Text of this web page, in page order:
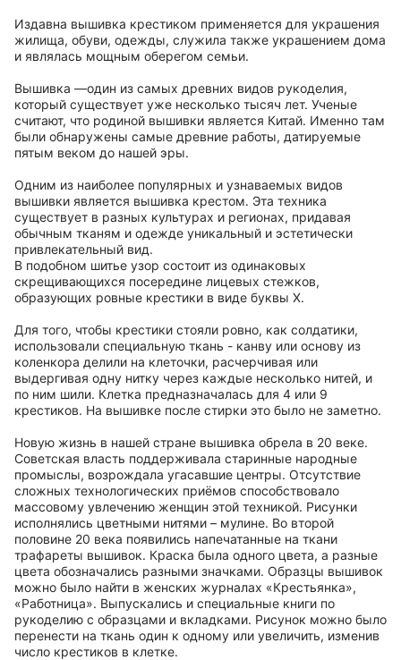
Издавна вышивка крестиком применяется для украшения
жилища, обуви, одежды, служила также украшением дома
и являлась мощным оберегом семьи.
Вышивка —один из самых древних видов рукоделия,
который существует уже несколько тысяч лет. Ученые
считают, что родиной вышивки является Китай. Именно там
были обнаружены самые древние работы, датируемые
пятым веком до нашей эры.
Одним из наиболее популярных и узнаваемых видов
вышивки является вышивка крестом. Эта техника
существует в разных культурах и регионах, придавая
обычным тканям и одежде уникальный и эстетически
привлекательный вид.
В подобном шитье узор состоит из одинаковых
скрещивающихся посередине лицевых стежков,
образующих ровные крестики в виде буквы Х.
Для того, чтобы крестики стояли ровно, как солдатики,
использовали специальную ткань - канву или основу из
коленкора делили на клеточки, расчерчивая или
выдергивая одну нитку через каждые несколько нитей, и
по ним шили. Клетка предназначалась для 4 или 9
крестиков. На вышивке после стирки это было не заметно.
Новую жизнь в нашей стране вышивка обрела в 20 веке.
Советская власть поддерживала старинные народные
промыслы, возрождала угасавшие центры. Отсутствие
сложных технологических приёмов способствовало
массовому увлечению женщин этой техникой. Рисунки
исполнялись цветными нитями – мулине. Во второй
половине 20 века появились напечатанные на ткани
трафареты вышивок. Краска была одного цвета, а разные
цвета обозначались разными значками. Образцы вышивок
можно было найти в женских журналах «Крестьянка»,
«Работница». Выпускались и специальные книги по
рукоделию с образцами и вкладками. Рисунок можно было
перенести на ткань один к одному или увеличить, изменив
число крестиков в клетке.